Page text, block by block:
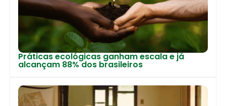
Práticas ecológicas ganham escala e já
alcançam 88% dos brasileiros